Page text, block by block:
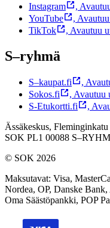
Instagram
,
YouTube
,
TikTok
, Avautuu
S–ryhmä
S–kaupat.fi ,
Sokos.fi
, Avautuu
S-Etukortti.fi
,
Ässäkeskus,
SOK PL1 00088
© SOK 2026
Maksutavat: Visa,
Nordea, OP, Danske
Oma Säästöpankki, POP